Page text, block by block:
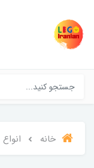
خانه